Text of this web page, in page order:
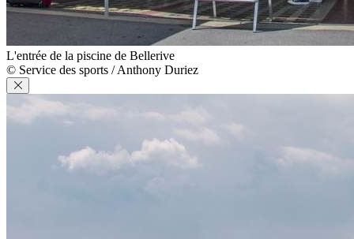
L'entrée de la piscine de Bellerive
© Service des sports / Anthony Duriez